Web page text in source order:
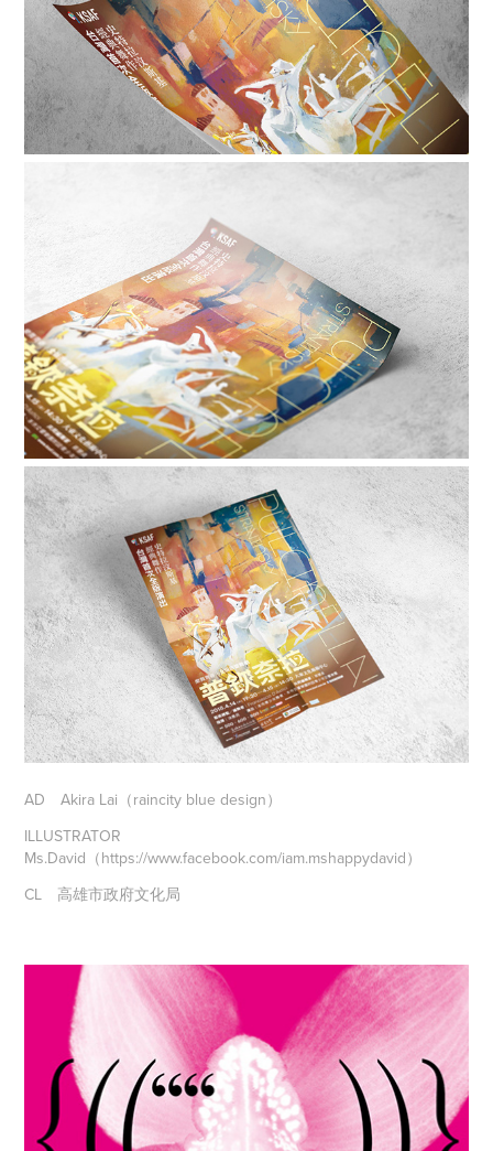
AD
Akira Lai（raincity blue design）
ILLUSTRATOR
Ms.David（https://www.facebook.com/iam.mshappydavid）
CL 高雄市政府文化局